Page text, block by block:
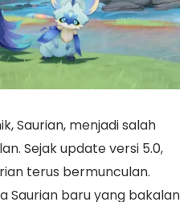
Saurian, menjadi salah
Sejak update versi 5.0,
terus bermunculan.
Saurian baru yang bakalan